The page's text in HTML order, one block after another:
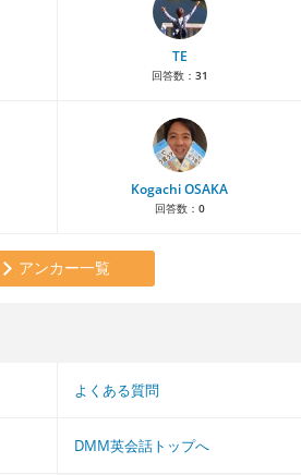
TE
回答数： 31
Kogachi OSAKA
回答数： 0
アンカー一覧
よくある質問
DMM英会話トップへ